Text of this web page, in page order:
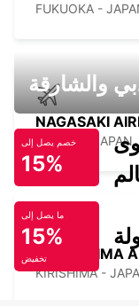
FUKUOKA -
NAGASAKI
OMURA - JAPAN
KAGOSHIMA
KIRISHIMA -
والشارقة
خصم يصل إلى
15%
ما يصل إلى
15%
تخفيض